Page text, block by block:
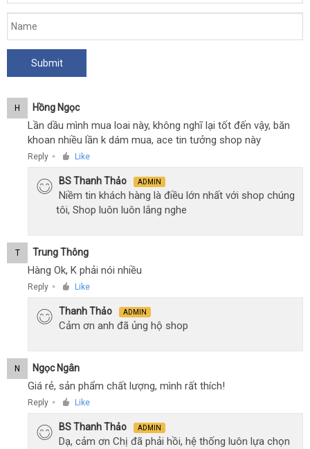
H Hồng Ngọc
Lần dầu mình mua loai này, không nghĩ lại tốt đến vậy, băn
khoan nhiều lần k dám mua, ace tin tưởng shop này
Reply ● Like
BS Thanh Thảo ADMIN
Niềm tin khách hàng là điều lớn nhất với shop chúng
tôi, Shop luôn luôn lắng nghe
T Trung Thông
Hàng Ok, K phải nói nhiều
Reply ● Like
Thanh Thảo ADMIN
Cảm ơn anh đã ủng hộ shop
N Ngọc Ngân
Giá rẻ, sản phẩm chất lượng, mình rất thích!
Reply ● Like
BS Thanh Thảo ADMIN
Dạ, cảm ơn Chị đã phải hồi, hệ thống luôn lựa chọn